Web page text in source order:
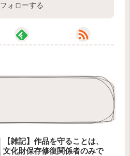
フォローする
【雑記】作品を守ることは、
文化財保存修復関係者のみで